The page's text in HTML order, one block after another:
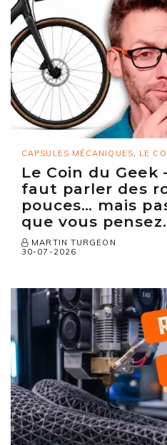
CAPSULES MÉCANIQUES, LE
Le Coin du Geek
faut parler des
pouces… mais
que vous pensez.
MARTIN TURGEON
30-07-2026